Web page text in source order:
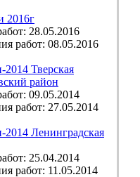
2016г
28.05.2016
работ: 08.05.2016
2014 Тверская
район
09.05.2014
работ: 27.05.2014
2014 Ленинградская
25.04.2014
работ: 11.05.2014